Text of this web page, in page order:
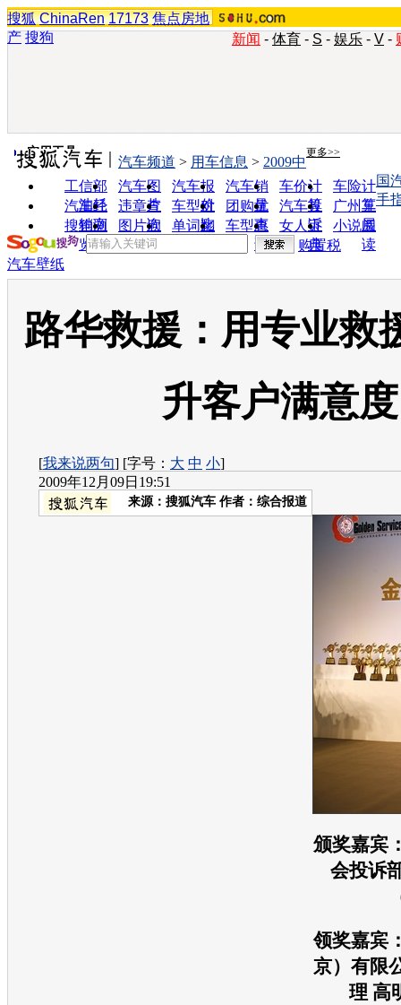
搜狐 ChinaRen 17173 焦点房地
产 搜狗 新闻 - 体育 - S - 娱乐 - V -
实用工具 更多>>
工信部
油耗
汽车图
片
汽车报
价
汽车销
量
车价计
算
车险计
算
汽车经
销商
违章查
询
车型对
比
团购优
惠
汽车投
诉
广州车
展
搜狗浏
览器
图片欣
赏
单词翻
车型查
询
女人宝
典
小说阅
读
汽车频道 > 用车信息 > 2009中
国
手
购置税
汽车壁纸
路华救援：用专业救
升客户满意度
[我来说两句] [字号： 大 中 小]
2009年12月09日19:51
来源： 搜狐汽车 作者：综合报道
颁奖嘉宾
会投诉
领奖嘉宾
京）有限
理 高